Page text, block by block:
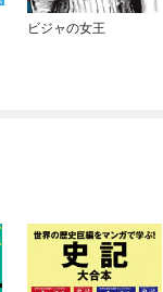
ビジャの女王